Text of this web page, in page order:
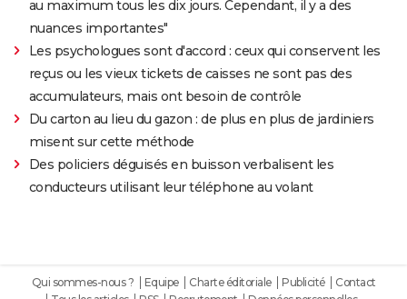
au maximum tous les dix jours. Cependant, il y a des
nuances importantes"
Les psychologues sont d'accord : ceux qui conservent les
reçus ou les vieux tickets de caisses ne sont pas des
accumulateurs, mais ont besoin de contrôle
Du carton au lieu du gazon : de plus en plus de jardiniers
misent sur cette méthode
Des policiers déguisés en buisson verbalisent les
conducteurs utilisant leur téléphone au volant
Qui sommes-nous ? Equipe Charte éditoriale Publicité
Contact